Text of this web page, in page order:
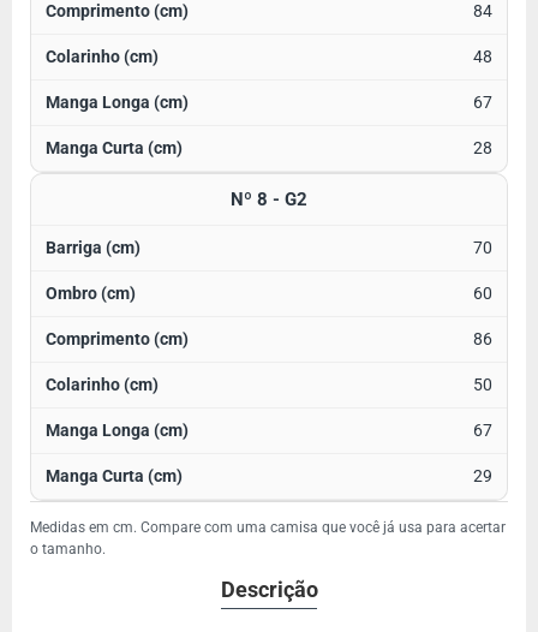
84
48
67
28
Nº 8 - G2
70
60
86
50
67
29
Medidas em cm. Compare com uma camisa que você já usa para acertar
o tamanho.
Descrição